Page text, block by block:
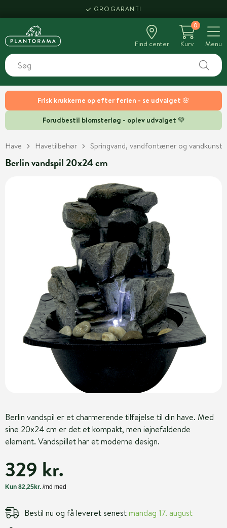
Frisk krukkerne op efter ferien - se udvalget 🌸
Forudbestil blomsterløg - oplev udvalget 💚
GROGARANTI
Find center
0
Kurv
Menu
Have Havetilbehør Springvand, vandfontæner og vandkunst
Berlin vandspil 20x24 cm
Berlin vandspil er et charmerende tilføjelse til din have. Med
sine 20x24 cm er det et kompakt, men iøjnefaldende
element. Vandspillet har et moderne design.
329 kr.
Bestil nu og få leveret senestmandag 17. august